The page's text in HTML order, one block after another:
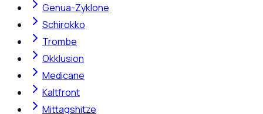
Genua-Zyklone
Schirokko
Trombe
Okklusion
Medicane
Kaltfront
Mittagshitze